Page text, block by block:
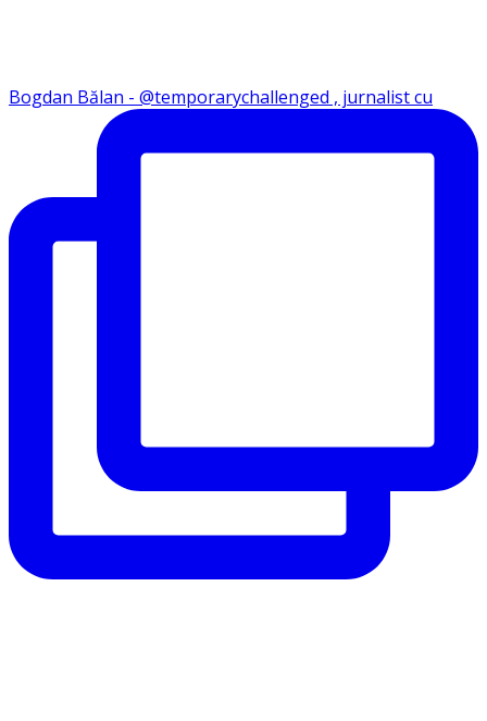
Bogdan Bălan - @temporarychallenged , jurnalist cu